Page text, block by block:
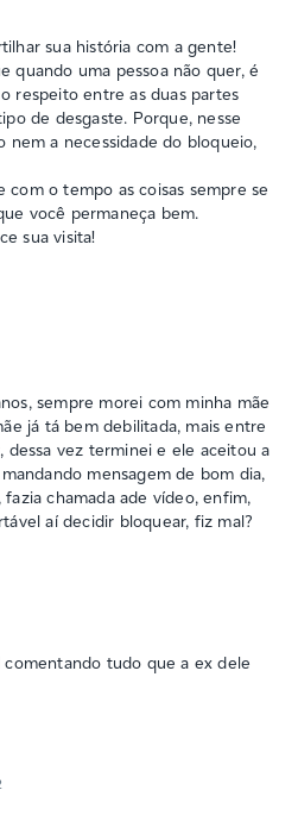
sua história com a gente!
quando uma pessoa não quer, é
respeito entre as duas partes
de desgaste. Porque, nesse
nem a necessidade do bloqueio,
com o tempo as coisas sempre se
você permaneça bem.
sua visita!
sempre morei com minha mãe
já tá bem debilitada, mais entre
dessa vez terminei e ele aceitou a
mensagem de bom dia,
chamada ade vídeo, enfim,
aí decidir bloquear, fiz mal?
tudo que a ex dele